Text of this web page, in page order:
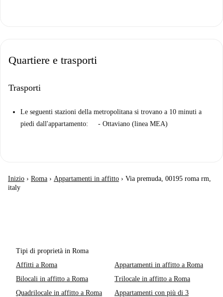
Quartiere e trasporti
Trasporti
Le seguenti stazioni della metropolitana si trovano a 10 minuti a
piedi dall'appartamento: - Ottaviano (linea MEA)
Inizio › Roma › Appartamenti in affitto › Via premuda, 00195 roma rm,
italy
Tipi di proprietà in Roma
Affitti a Roma
Appartamenti in affitto a Roma
Bilocali in affitto a Roma
Trilocale in affitto a Roma
Quadrilocale in affitto a Roma
Appartamenti con più di 3